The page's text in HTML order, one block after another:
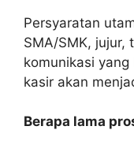
Persyaratan
SMA/SMK, jujur,
komunikasi
kasir akan
Berapa lama